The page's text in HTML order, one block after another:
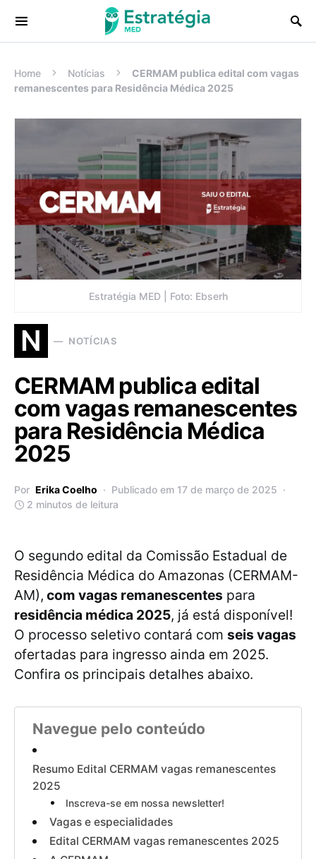
Procurar:
Home Notícias
CERMAM publica edital com vagas
remanescentes para Residência Médica 2025
Estratégia MED | Foto: Ebserh
N NOTÍCIAS
CERMAM publica edital
com vagas remanescentes
para Residência Médica
2025
Por Erika Coelho
Publicado em 17 de março de 2025
2 minutos de leitura
O segundo edital da Comissão Estadual de
Residência Médica do Amazonas (CERMAM-
AM), com vagas remanescentes para
residência médica 2025, já está disponível!
O processo seletivo contará com seis vagas
ofertadas para ingresso ainda em 2025.
Confira os principais detalhes abaixo.
Navegue pelo conteúdo
Resumo Edital CERMAM vagas remanescentes
2025
Inscreva-se em nossa newsletter!
Vagas e especialidades
Edital CERMAM vagas remanescentes 2025